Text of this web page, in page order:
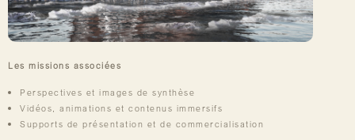
Les missions associées
Perspectives et images de synthèse
Vidéos, animations et contenus immersifs
Supports de présentation et de commercialisation